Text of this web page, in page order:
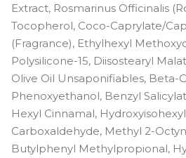
Extract, Rosmarinus Officinalis
Tocopherol, Coco-Caprylate/
(Fragrance), Ethylhexyl
Polysilicone-15, Diisostearyl
Olive Oil Unsaponifiables, Beta-
Phenoxyethanol, Benzyl
Hexyl Cinnamal,
Carboxaldehyde, Methyl 2-
Butylphenyl Methylpropional,